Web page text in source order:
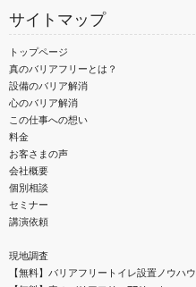
サイトマップ
トップページ
真のバリアフリーとは？
設備のバリア解消
心のバリア解消
この仕事への想い
料金
お客さまの声
会社概要
個別相談
セミナー
講演依頼
現地調査
【無料】バリアフリートイレ設置ノウハウ